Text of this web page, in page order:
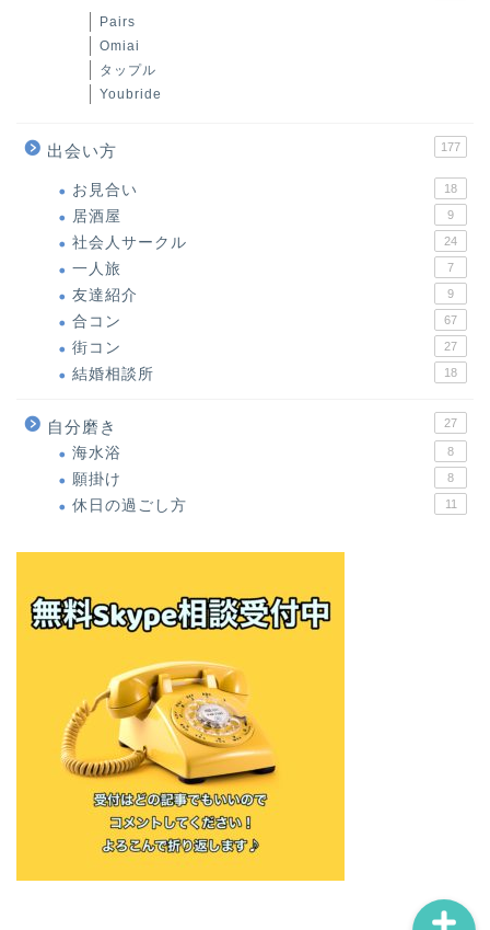
Pairs
Omiai
タップル
Youbride
出会い方 177
お見合い 18
居酒屋 9
社会人サークル 24
一人旅 7
友達紹介 9
合コン 67
街コン 27
結婚相談所 18
自分磨き 27
海水浴 8
願掛け 8
休日の過ごし方 11
無料オンラインメール講座